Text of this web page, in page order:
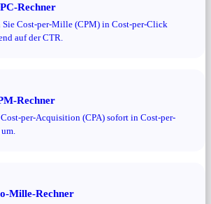
Rechner
Sie Cost-per-Mille (CPM) in Cost-per-Click
auf der CTR.
Rechner
per-Acquisition (CPA) sofort in Cost-per-
Mille-Rechner